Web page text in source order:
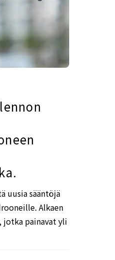
uusia sääntöjä
Alkaen
jotka painavat yli